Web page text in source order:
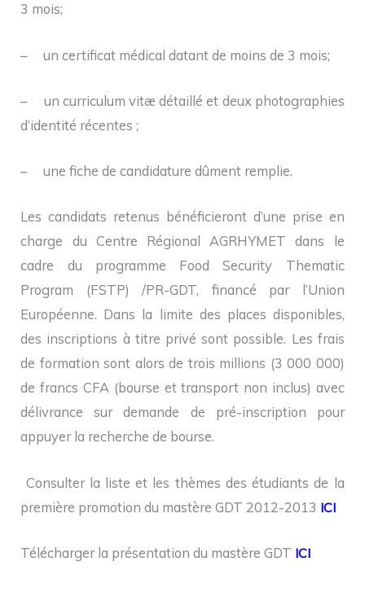
3 mois;
– un certificat médical datant de moins de 3 mois;
– un curriculum vitæ détaillé et deux photographies
d’identité récentes ;
– une fiche de candidature dûment remplie.
Les candidats retenus bénéficieront d’une prise en
charge du Centre Régional AGRHYMET dans le
cadre du programme Food Security Thematic
Program (FSTP) /PR-GDT, financé par l’Union
Européenne. Dans la limite des places disponibles,
des inscriptions à titre privé sont possible. Les frais
de formation sont alors de trois millions (3 000 000)
de francs CFA (bourse et transport non inclus) avec
délivrance sur demande de pré-inscription pour
appuyer la recherche de bourse.
Consulter la liste et les thèmes des étudiants de la
première promotion du mastère GDT 2012-2013 ICI
Télécharger la présentation du mastère GDT ICI